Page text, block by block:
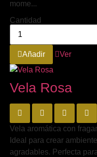
mome...
Cantidad
Añadir Ver
Vela Rosa
Vela aromática con
Ideal para crear
agradables. Perfecta